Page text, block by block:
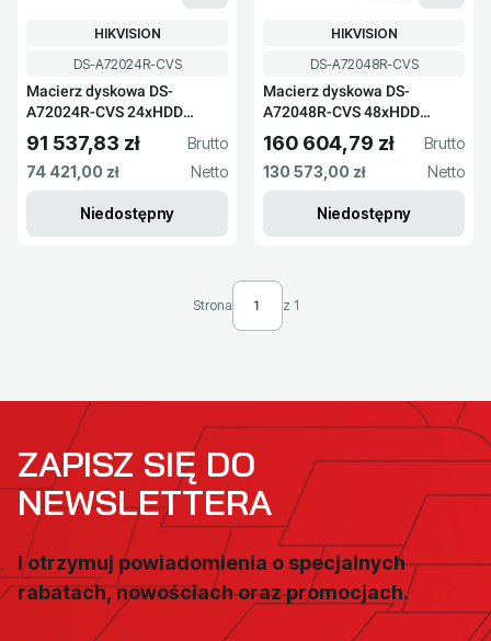
Kod produktu
DS-A72024R-CVS
Macierz dyskowa DS-
A72024R-CVS 24xHDD
Hikvision
PRODUCENT
HIKVISION
Cena brutto
91 537,83 zł
Cena netto
74 421,00 zł
Niedostępny
Kod produktu
DS-A72048R-CVS
Macierz dyskowa DS-
A72048R-CVS 48xHDD
Hikvision
PRODUCENT
HIKVISION
Cena brutto
160 604,79 zł
Cena netto
130 573,00 zł
Niedostępny
Strona z 1
ZAPISZ SIĘ DO
NEWSLETTERA
I otrzymuj powiadomienia o specjalnych
rabatach, nowościach oraz promocjach.